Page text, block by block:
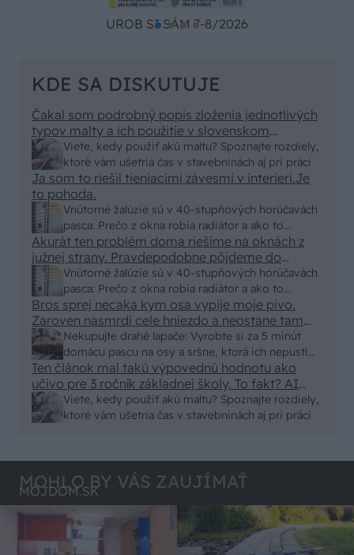
UROB SI SÁM 7-8/2026
KDE SA DISKUTUJE
Viete, kedy použiť akú maltu? Spoznajte rozdiely,
ktoré vám ušetria čas v stavebninách aj pri práci
Čakal som podrobný popis zloženia jednotlivých
typov malty a ich použitie v slovenskom
prostredí, no dostal som len pár primitívnych rád
o výbere vriec v stavebninách. Kde sa podel
názov a zmysel časopisu "Urob si sám" ? To
skutočne už nemáme na Slovensku "fachmanov"!
Vypadá to tak že za pár rokov nám budú stavať
chaty a chalupy číňania a použijú BAMBUS !!!
Vnútorné žalúzie sú v 40-stupňových horúčavách
pasca: Prečo z okna robia radiátor a ako to
vyriešiť za pár eur?
Ja som to riešil tieniacimi závesmi v interieri.Je
to pohoda.
Vnútorné žalúzie sú v 40-stupňových horúčavách
pasca: Prečo z okna robia radiátor a ako to
vyriešiť za pár eur?
Akurát ten problém doma riešime na oknách z
južnej strany. Pravdepodobne pôjdeme do
vonkajšieho tienenia na spôsob markízy
250x150cm. Čínsky predajcovia idú okolo 100
eur kus.
Nekupujte drahé lapače: Vyrobte si za 5 minút
domácu pascu na osy a sršne, ktorá ich nepustí
von
Bros sprej necaka kym osa vypije moje pivo.
Zaroven nasmrdi cele hniezdo a neostane tam
nic zive. Vasa pasca naucinke moc efektivne.
Skor pritiahne slimaky
Viete, kedy použiť akú maltu? Spoznajte rozdiely,
ktoré vám ušetria čas v stavebninách aj pri práci
Ten článok mal takú výpovednú hodnotu ako
učivo pre 3 ročník základnej školy. To fakt? AI
alebo nejaka kniha z VŠ? Dnešné rychlotvrdnuce
malty - pevnosť 40 Mpa a doba schnutia tak 15
MOHLO BY VÁS ZAUJÍMAŤ
MÔJDOM.SK